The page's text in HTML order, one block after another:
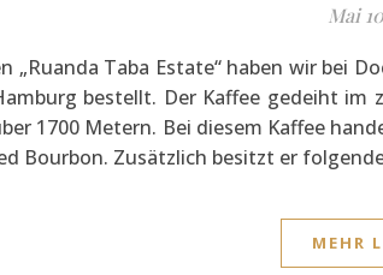
Mai
„Ruanda Taba Estate“ haben wir bei
bestellt. Der Kaffee gedeiht im
1700 Metern. Bei diesem Kaffee
Bourbon. Zusätzlich besitzt er
MEHR